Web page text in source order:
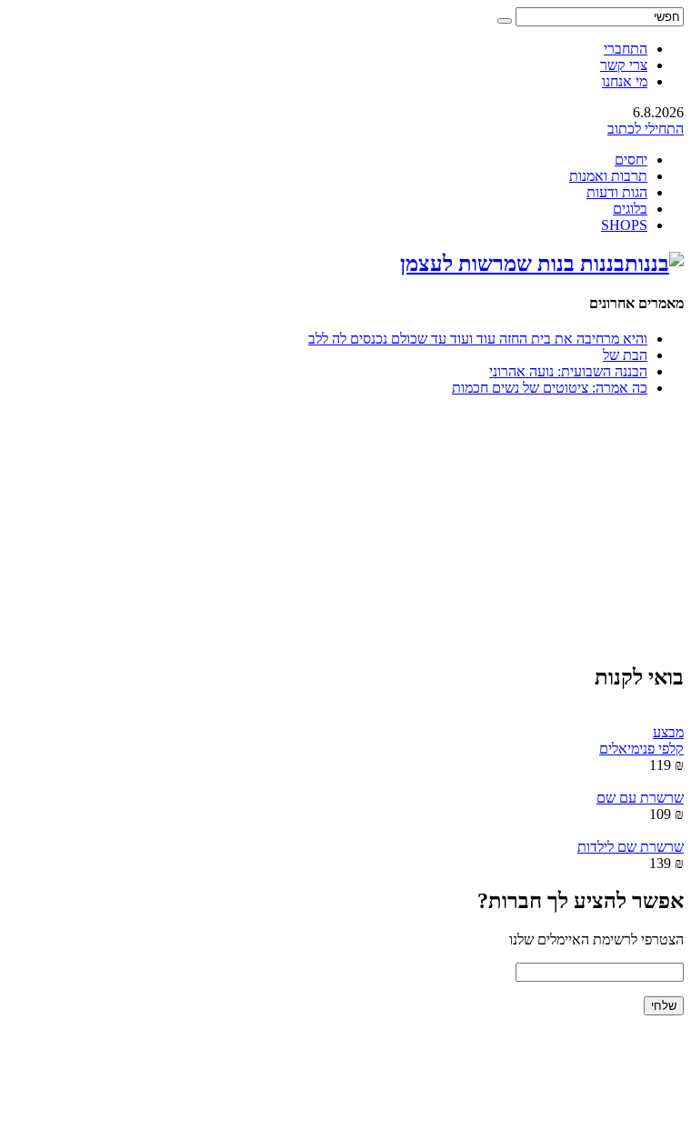
התחברי
צרי קשר
מי אנחנו
6.8.2026
התחילי לכתוב
יחסים
תרבות ואמנות
הגות ודעות
בלוגים
SHOPS
בננות בנות שמרשות לעצמן
מאמרים אחרונים
והיא מרחיבה את בית החזה עוד ועוד עד שכולם נכנסים לה ללב
הבת של
הבננה השבועית: נועה אהרוני
כה אמרה: ציטוטים של נשים חכמות
בואי לקנות
מבצע
קלפי פנימיאלים
₪ 119
שרשרת עם שם
₪ 109
שרשרת שם לילדות
₪ 139
אפשר להציע לך חברות?
הצטרפי לרשימת האיימלים שלנו